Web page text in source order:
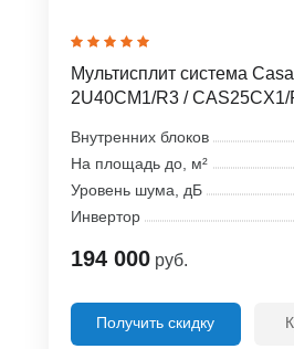
Мультисплит система
2U40CM1/R3 / CAS25CX1/
Внутренних блоков
На площадь до, м²
Уровень шума, дБ
Инвертор
194 000 руб.
Получить скидку